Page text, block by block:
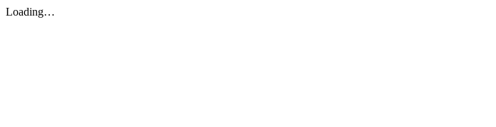
Loading…